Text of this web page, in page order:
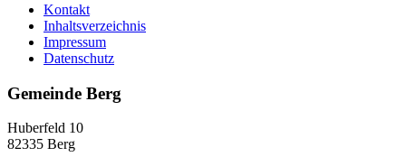
Kontakt
Inhaltsverzeichnis
Impressum
Datenschutz
Gemeinde Berg
Huberfeld 10
82335 Berg